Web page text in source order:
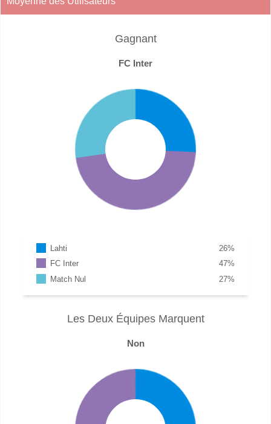
Gagnant
FC Inter
Lahti %
26
FC Inter
%
47
Match Nul
%
27
Les Deux Équipes Marquent
Non